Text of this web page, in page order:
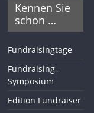
Kennen Sie
schon …
Fundraisingtage
Fundraising-
Symposium
Edition Fundraiser